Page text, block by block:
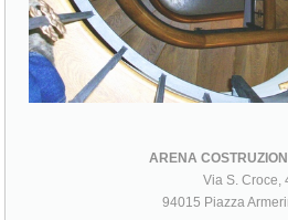
ARENA
Via S. Croce,
94015 Piazza